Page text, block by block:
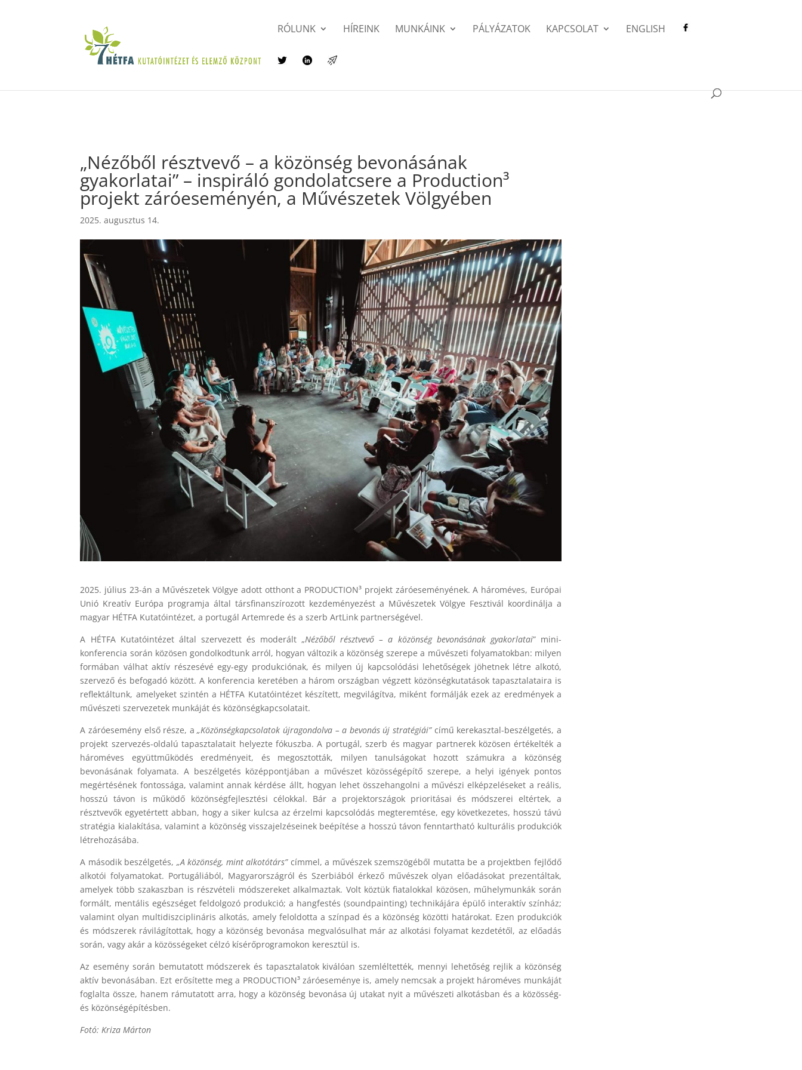
RÓLUNK HÍREINK MUNKÁINK PÁLYÁZATOK KAPCSOLAT ENGLISH
„Nézőből résztvevő – a közönség bevonásának
gyakorlatai” – inspiráló gondolatcsere a Production³
projekt záróeseményén, a Művészetek Völgyében
2025. augusztus 14.
2025. július 23-án a Művészetek Völgye adott otthont a PRODUCTION³ projekt záróeseményének. A hároméves, Európai
Unió Kreatív Európa programja által társfinanszírozott kezdeményezést a Művészetek Völgye Fesztivál koordinálja a
magyar HÉTFA Kutatóintézet, a portugál Artemrede és a szerb ArtLink partnerségével.
A HÉTFA Kutatóintézet által szervezett és moderált „Nézőből résztvevő – a közönség bevonásának gyakorlatai” mini-
konferencia során közösen gondolkodtunk arról, hogyan változik a közönség szerepe a művészeti folyamatokban: milyen
formában válhat aktív részesévé egy-egy produkciónak, és milyen új kapcsolódási lehetőségek jöhetnek létre alkotó,
szervező és befogadó között. A konferencia keretében a három országban végzett közönségkutatások tapasztalataira is
reflektáltunk, amelyeket szintén a HÉTFA Kutatóintézet készített, megvilágítva, miként formálják ezek az eredmények a
művészeti szervezetek munkáját és közönségkapcsolatait.
A záróesemény első része, a„Közönségkapcsolatok újragondolva – a bevonás új stratégiái”című kerekasztal-beszélgetés, a
projekt szervezés-oldalú tapasztalatait helyezte fókuszba. A portugál, szerb és magyar partnerek közösen értékelték a
hároméves együttműködés eredményeit, és megosztották, milyen tanulságokat hozott számukra a közönség
bevonásának folyamata. A beszélgetés középpontjában a művészet közösségépítő szerepe, a helyi igények pontos
megértésének fontossága, valamint annak kérdése állt, hogyan lehet összehangolni a művészi elképzeléseket a reális,
hosszú távon is működő közönségfejlesztési célokkal. Bár a projektországok prioritásai és módszerei eltértek, a
résztvevők egyetértett abban, hogy a siker kulcsa az érzelmi kapcsolódás megteremtése, egy következetes, hosszú távú
stratégia kialakítása, valamint a közönség visszajelzéseinek beépítése a hosszú távon fenntartható kulturális produkciók
létrehozásába.
A második beszélgetés, „A közönség, mint alkotótárs”címmel, a művészek szemszögéből mutatta be a projektben fejlődő
alkotói folyamatokat. Portugáliából, Magyarországról és Szerbiából érkező művészek olyan előadásokat prezentáltak,
amelyek több szakaszban is részvételi módszereket alkalmaztak. Volt köztük fiatalokkal közösen, műhelymunkák során
formált, mentális egészséget feldolgozó produkció; a hangfestés (soundpainting) technikájára épülő interaktív színház;
valamint olyan multidiszciplináris alkotás, amely feloldotta a színpad és a közönség közötti határokat. Ezen produkciók
és módszerek rávilágítottak, hogy a közönség bevonása megvalósulhat már az alkotási folyamat kezdetétől, az előadás
során, vagy akár a közösségeket célzó kísérőprogramokon keresztül is.
Az esemény során bemutatott módszerek és tapasztalatok kiválóan szemléltették, mennyi lehetőség rejlik a közönség
aktív bevonásában. Ezt erősítette meg a PRODUCTION³ záróeseménye is, amely nemcsak a projekt hároméves munkáját
foglalta össze, hanem rámutatott arra, hogy a közönség bevonása új utakat nyit a művészeti alkotásban és a közösség-
és közönségépítésben.
Fotó: Kriza Márton